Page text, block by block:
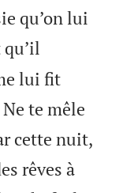
qu’on lui
lui fit
te mêle
cette nuit,
rêves à